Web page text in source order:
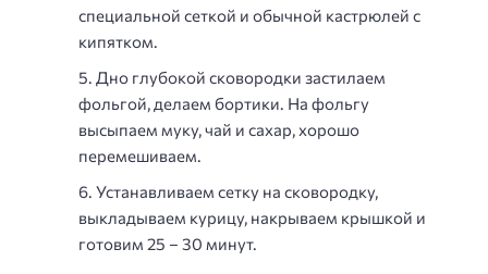
специальной сеткой и обычной кастрюлей с
кипятком.
Дно глубокой сковородки застилаем
фольгой, делаем бортики. На фольгу
высыпаем муку, чай и сахар, хорошо
перемешиваем.
Устанавливаем сетку на сковородку,
выкладываем курицу, накрываем крышкой и
готовим 25 – 30 минут.